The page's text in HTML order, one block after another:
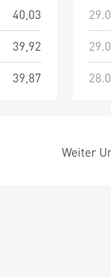
40,03
39,92
39,87
Weiter